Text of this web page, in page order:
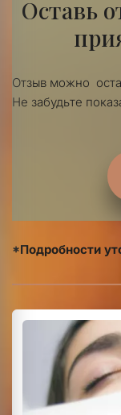
Оставь
Отзыв можно
Не забудьте
*Подробности